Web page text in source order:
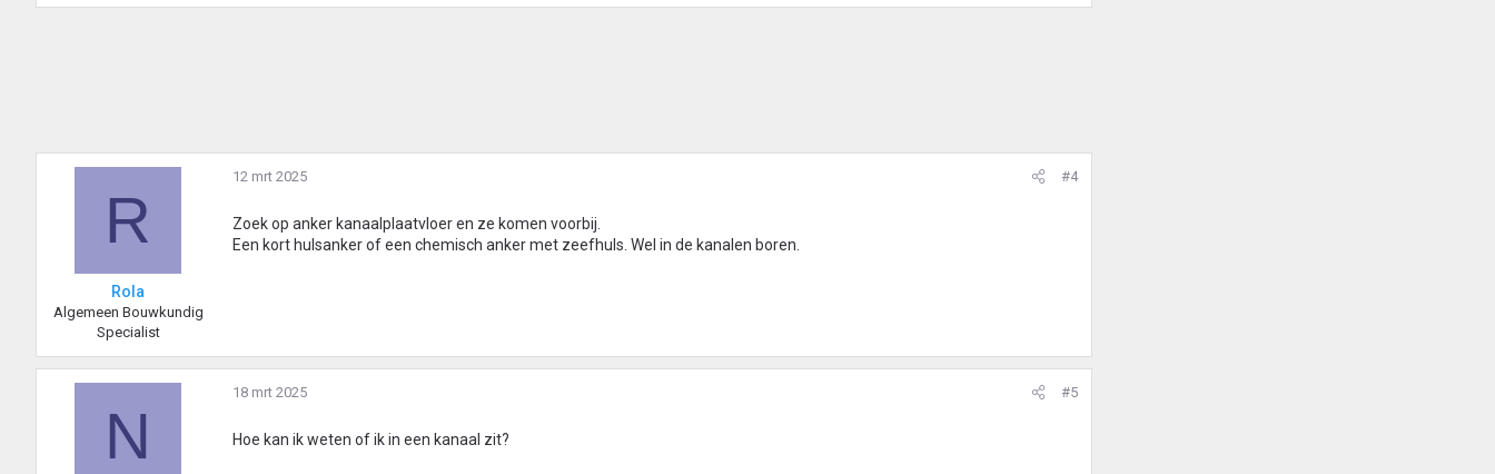
R
Rola
Algemeen Bouwkundig
Specialist
12 mrt 2025 #4
Zoek op anker kanaalplaatvloer en ze komen voorbij.
Een kort hulsanker of een chemisch anker met zeefhuls. Wel in de kanalen boren.
N
18 mrt 2025 #5
Hoe kan ik weten of ik in een kanaal zit?